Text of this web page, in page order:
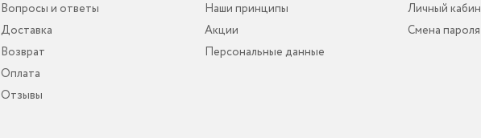
Вопросы и ответы
Доставка
Возврат
Оплата
Отзывы
Наши принципы
Акции
Персональные данные
Личный
Смена пароля